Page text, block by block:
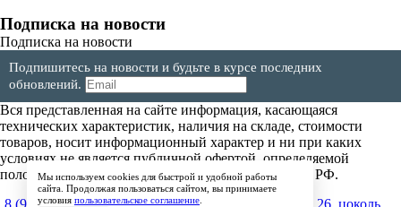
Подписка на новости
Подписка на новости
Подпишитесь на новости и будьте в курсе последних
обновлений.
Вся представленная на сайте информация, касающаяся
технических характеристик, наличия на складе, стоимости
товаров, носит информационный характер и ни при каких
условиях не является публичной офертой, определяемой
положениями Статьи 437(2) Гражданского кодекса РФ.
8 (904) 257-64-64 600017, г.Владимир, ул. Мира, д.26, цоколь,
Мы используем cookies для быстрой и удобной работы
сайта. Продолжая пользоваться сайтом, вы принимаете
условия пользовательское соглашение